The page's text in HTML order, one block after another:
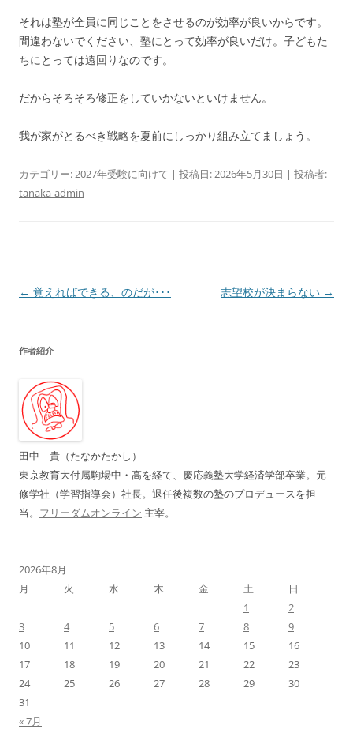
それは塾が全員に同じことをさせるのが効率が良いからです。
間違わないでください、塾にとって効率が良いだけ。子どもた
ちにとっては遠回りなのです。
だからそろそろ修正をしていかないといけません。
我が家がとるべき戦略を夏前にしっかり組み立てましょう。
カテゴリー:2027年受験に向けて | 投稿日:2026年5月30日 | 投稿者:
tanaka-admin
投
ビ
ー
シ
ョ
ン
← 覚えればできる、のだが･･･ 志望校が決まらない →
作者紹介
田中 貴（たなかたかし）
東京教育大付属駒場中・高を経て、慶応義塾大学経済学部卒業。元
修学社（学習指導会）社長。退任後複数の塾のプロデュースを担
当。 フリーダムオンライン 主宰。
2026年8月
月
火 水 木 金 土
日
1
2
3
4 5 6 7 8
9
10
11 12 13 14 15
16
17
18 19 20 21 22
23
24
25 26 27 28 29
30
31
« 7月